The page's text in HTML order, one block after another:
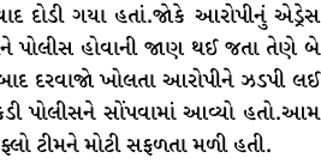
દોડી ગયા હતાં.જોકે આરોપીનું એડ્રેસ
પોલીસ હોવાની જાણ થઈ જતા તેણે બે
દરવાજો ખોલતા આરોપીને ઝડપી લઈ
પોલીસને સોંપવામાં આવ્યો હતો.આમ
ટીમને મોટી સફળતા મળી હતી.